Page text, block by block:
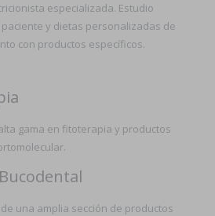
especializada. Estudio
y dietas personalizadas de
con productos específicos.
gama en fitoterapia y productos
una amplia sección de productos